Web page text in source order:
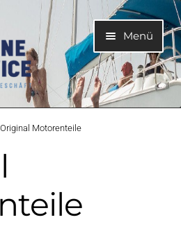
Menü
Original Motorenteile